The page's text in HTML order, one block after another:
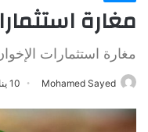
مغارة
مغارة استثمارات
Mohamed Sayed 10 يناير، 2021